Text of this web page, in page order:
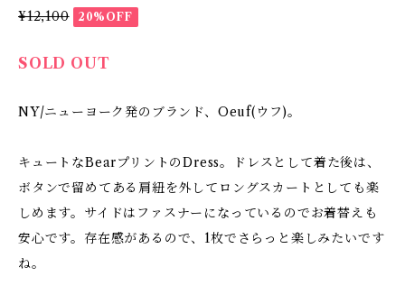
¥12,100 20%OFF
SOLD OUT
NY/ニューヨーク発のブランド、Oeuf(ウフ)。
キュートなBearプリントのDress。ドレスとして着た後は、
ボタンで留めてある肩紐を外してロングスカートとしても楽
しめます。サイドはファスナーになっているのでお着替えも
安心です。存在感があるので、1枚でさらっと楽しみたいです
ね。